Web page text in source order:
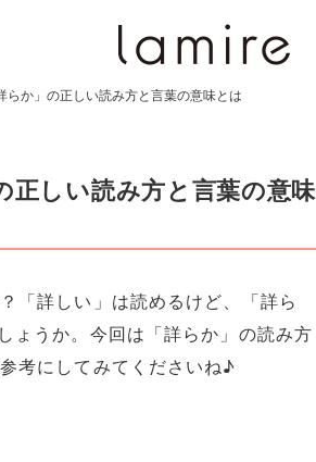
らか」の正しい読み方と言葉の意味とは
正しい読み方と言葉の意味
「詳しい」は読めるけど、「詳ら
ょうか。今回は「詳らか」の読み方
考にしてみてくださいね♪